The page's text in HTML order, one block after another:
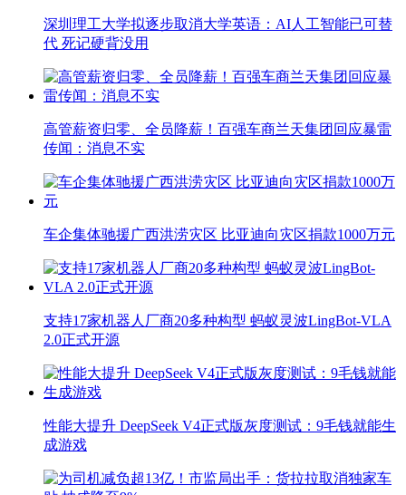
深圳理工大学拟逐步取消大学英语：AI人工智能已可替
代 死记硬背没用
高管薪资归零、全员降薪！百强车商兰天集团回应暴雷
传闻：消息不实
车企集体驰援广西洪涝灾区 比亚迪向灾区捐款1000万元
支持17家机器人厂商20多种构型 蚂蚁灵波LingBot-VLA
2.0正式开源
性能大提升 DeepSeek V4正式版灰度测试：9毛钱就能生
成游戏